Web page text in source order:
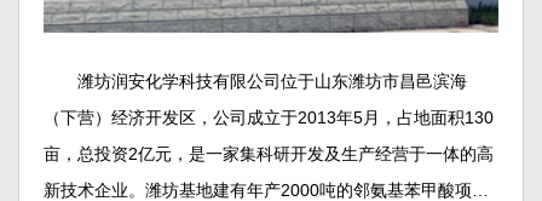
潍坊润安化学科技有限公司位于山东潍坊市昌邑滨海
（下营）经济开发区，公司成立于2013年5月，占地面积130
亩，总投资2亿元，是一家集科研开发及生产经营于一体的高
新技术企业。潍坊基地建有年产2000吨的邻氨基苯甲酸项